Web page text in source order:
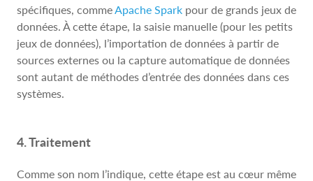
spécifiques, commeApache Spark pour de grands jeux de
données. À cette étape, la saisie manuelle (pour les petits
jeux de données), l’importation de données à partir de
sources externes ou la capture automatique de données
sont autant de méthodes d’entrée des données dans ces
systèmes.
4. Traitement
Comme son nom l’indique, cette étape est au cœur même